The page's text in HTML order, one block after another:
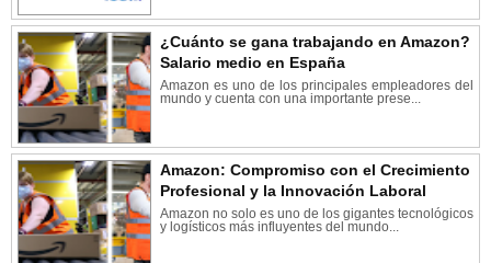
¿Cuánto se gana trabajando en Amazon?
Salario medio en España
Amazon es uno de los principales empleadores del
mundo y cuenta con una importante prese...
Amazon: Compromiso con el Crecimiento
Profesional y la Innovación Laboral
Amazon no solo es uno de los gigantes tecnológicos
y logísticos más influyentes del mundo...